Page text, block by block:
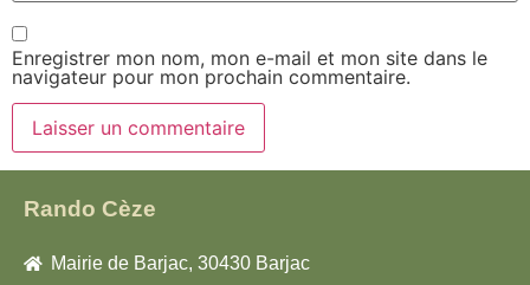
Enregistrer mon nom, mon e-mail et mon site dans le
navigateur pour mon prochain commentaire.
Rando Cèze
Mairie de Barjac, 30430 Barjac